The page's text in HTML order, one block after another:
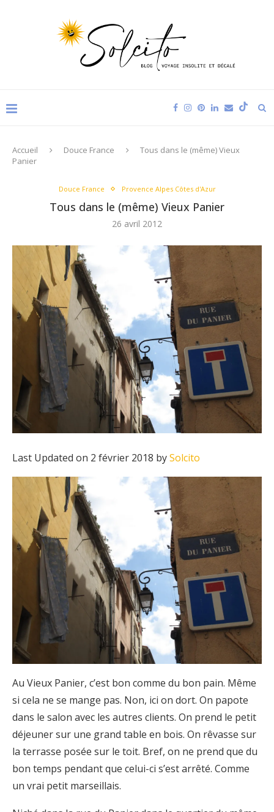
Accueil Douce France
Tous dans le (même) Vieux
Panier
Douce France Provence Alpes Côtes d'Azur
Tous dans le (même) Vieux Panier
26 avril 2012
Last Updated on 2 février 2018 bySolcito
Au Vieux Panier, c’est bon comme du bon pain. Même
si cela ne se mange pas. Non, ici on dort. On papote
dans le salon avec les autres clients. On prend le petit
déjeuner sur une grand table en bois. On rêvasse sur
la terrasse posée sur le toit. Bref, on ne prend que du
bon temps pendant que celui-ci s’est arrêté. Comme
un vrai petit marseillais.